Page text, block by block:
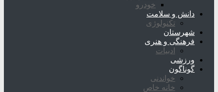
خودرو
دانش و سلامت
تکنولوژی
شهرستان
فرهنگی و هنری
ادبیات
ورزشی
گوناگون
خواندنی
خانه خاص